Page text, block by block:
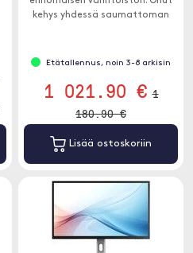
kehys yhdessä saumattoman
muu häiritse työtäsi.
Etätallennus, noin 3-8 arkisin
1 021.90 € 1
180.90 €
Lisää ostoskoriin